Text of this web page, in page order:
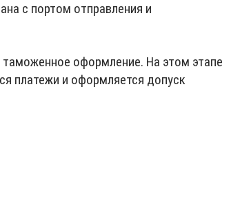
с портом отправления и
оформление. На этом этапе
платежи и оформляется допуск